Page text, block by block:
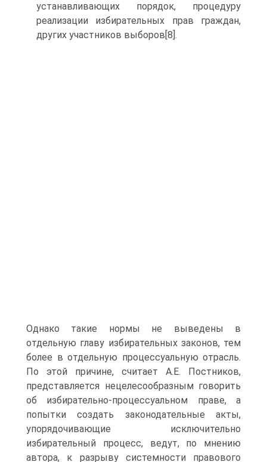
устанавливающих порядок, процедуру
реализации избирательных прав граждан,
других участников выборов[8].
Однако такие нормы не выведены в
отдельную главу избирательных законов, тем
более в отдельную процессуальную отрасль.
По этой причине, считает А.Е. Постников,
представляется нецелесообразным говорить
об избирательно-процессуальном праве, а
попытки создать законодательные акты,
упорядочивающие исключительно
избирательный процесс, ведут, по мнению
автора, к разрыву системности правового